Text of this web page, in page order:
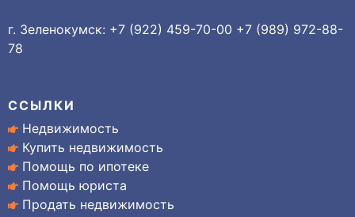
г. Зеленокумск: +7 (922) 459-70-00 +7 (989) 972-88-
78
ССЫЛКИ
Недвижимость
Купить недвижимость
Помощь по ипотеке
Помощь юриста
Продать недвижимость